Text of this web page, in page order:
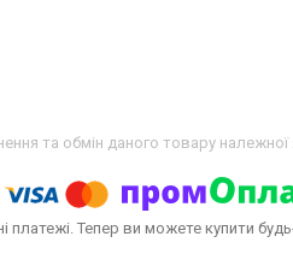
та обмін даного товару належної
платежі. Тепер ви можете купити